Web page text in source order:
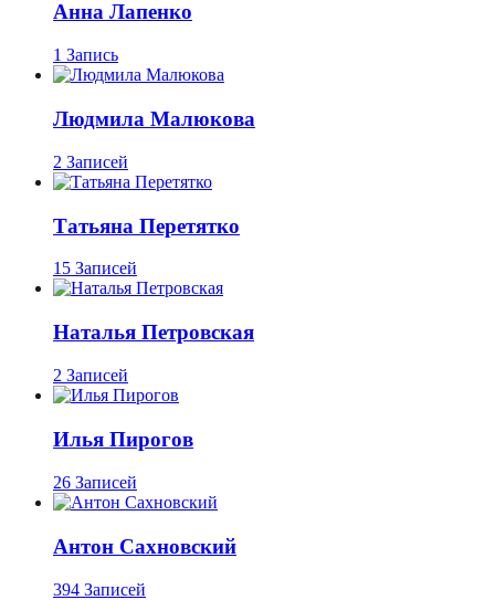
Анна Лапенко
1 Запись
Людмила Малюкова
2 Записей
Татьяна Перетятко
15 Записей
Наталья Петровская
2 Записей
Илья Пирогов
26 Записей
Антон Сахновский
394 Записей